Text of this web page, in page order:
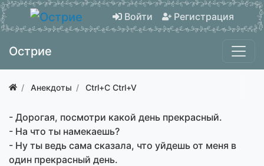
Войти Регистрация
Острие
Анекдоты Ctrl+C Ctrl+V
- Дорогая, посмотри какой день прекрасный.
- На что ты намекаешь?
- Ну ты ведь сама сказала, что уйдешь от меня в
один прекрасный день.